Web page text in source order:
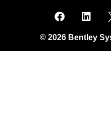
© 2026 Bentley